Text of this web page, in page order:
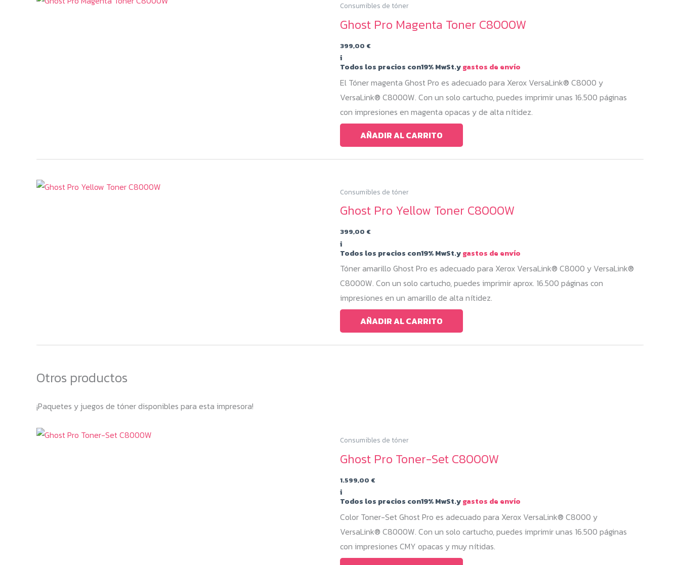
Consumibles de tóner
Ghost Pro Magenta Toner C8000W
399,00 €
i
Todos los precios con19% MwSt.ygastos de envío
El Tóner magenta Ghost Pro es adecuado para Xerox VersaLink® C8000 y
VersaLink® C8000W. Con un solo cartucho, puedes imprimir unas 16.500 páginas
con impresiones en magenta opacas y de alta nítidez.
AÑADIR AL CARRITO
Consumibles de tóner
Ghost Pro Yellow Toner C8000W
399,00 €
i
Todos los precios con19% MwSt.ygastos de envío
Tóner amarillo Ghost Pro es adecuado para Xerox VersaLink® C8000 y VersaLink®
C8000W. Con un solo cartucho, puedes imprimir aprox. 16.500 páginas con
impresiones en un amarillo de alta nítidez.
AÑADIR AL CARRITO
Otros productos
¡Paquetes y juegos de tóner disponibles para esta impresora!
Consumibles de tóner
Ghost Pro Toner-Set C8000W
1.599,00 €
i
Todos los precios con19% MwSt.ygastos de envío
Color Toner-Set Ghost Pro es adecuado para Xerox VersaLink® C8000 y
VersaLink® C8000W. Con un solo cartucho, puedes imprimir unas 16.500 páginas
con impresiones CMY opacas y muy nítidas.